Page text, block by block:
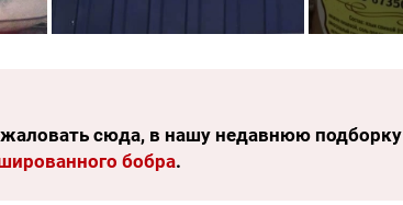
сюда, в нашу недавнюю подборку
бобра.